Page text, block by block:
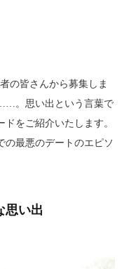
の皆さんから募集しま
。思い出という言葉で
をご紹介いたします。
の最悪のデートのエピソ
思い出